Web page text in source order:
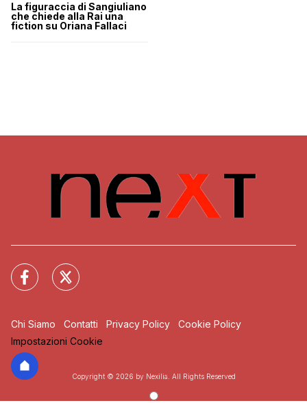
La figuraccia di Sangiuliano
che chiede alla Rai una
fiction su Oriana Fallaci
Chi Siamo Contatti Privacy Policy
Cookie Policy
Impostazioni Cookie
Copyright © 2026 by Nexilia. All Rights Reserved